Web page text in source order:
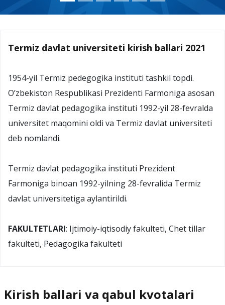
Termiz davlat universiteti kirish ballari 2021
1954-yil Termiz pedegogika instituti tashkil topdi.
O’zbekiston Respublikasi Prezidenti Farmoniga asosan
Termiz davlat pedagogika instituti 1992-yil 28-fevralda
universitet maqomini oldi va Termiz davlat universiteti
deb nomlandi.
Termiz davlat pedagogika instituti Prezident
Farmoniga binoan 1992-yilning 28-fevralida Termiz
davlat universitetiga aylantirildi.
FAKULTETLARI: Ijtimoiy-iqtisodiy fakulteti, Chet tillar
fakulteti, Pedagogika fakulteti
Kirish ballari va qabul kvotalari